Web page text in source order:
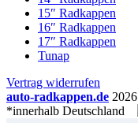
15″ Radkappen
16″ Radkappen
17″ Radkappen
Tunap
Vertrag widerrufen
auto-radkappen.de 2026
*innerhalb Deutschland